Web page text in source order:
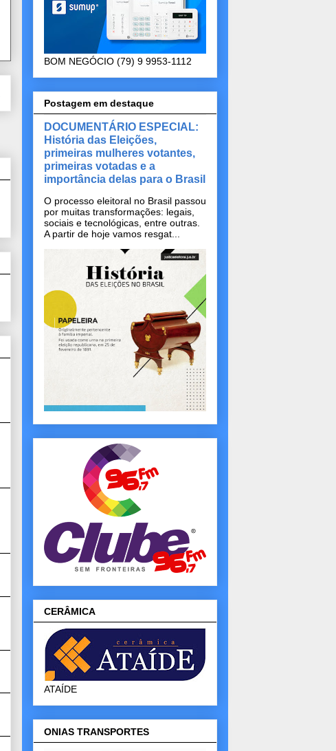
BOM NEGÓCIO (79) 9 9953-1112
Postagem em destaque
DOCUMENTÁRIO ESPECIAL:
História das Eleições,
primeiras mulheres votantes,
primeiras votadas e a
importância delas para o Brasil
O processo eleitoral no Brasil passou
por muitas transformações: legais,
sociais e tecnológicas, entre outras.
A partir de hoje vamos resgat...
CERÂMICA
ATAÍDE
ONIAS TRANSPORTES